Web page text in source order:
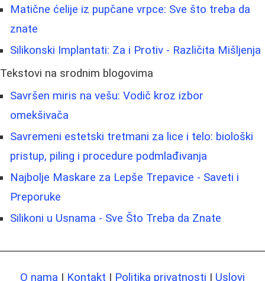
Matične ćelije iz pupčane vrpce: Sve što treba da
znate
Silikonski Implantati: Za i Protiv - Različita Mišljenja
Tekstovi na srodnim blogovima
Savršen miris na vešu: Vodič kroz izbor
omekšivača
Savremeni estetski tretmani za lice i telo: biološki
pristup, piling i procedure podmlađivanja
Najbolje Maskare za Lepše Trepavice - Saveti i
Preporuke
Silikoni u Usnama - Sve Što Treba da Znate
O nama | Kontakt | Politika privatnosti | Uslovi